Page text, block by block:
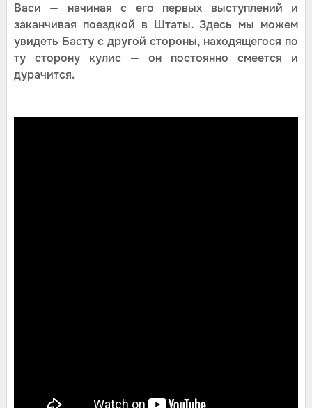
Васи — начиная с его первых выступлений и
заканчивая поездкой в Штаты. Здесь мы можем
увидеть Басту с другой стороны, находящегося по
ту сторону кулис — он постоянно смеется и
дурачится.